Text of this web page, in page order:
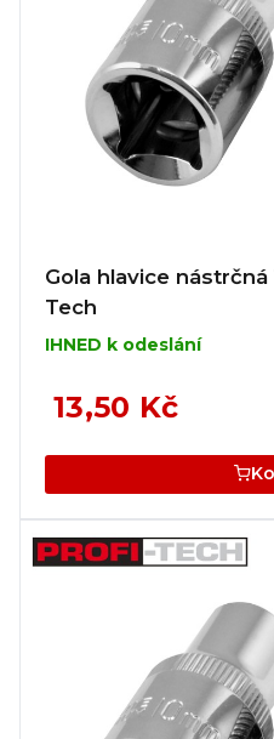
Gola hlavice nástrčná
Tech
IHNED k odeslání
13,50 Kč